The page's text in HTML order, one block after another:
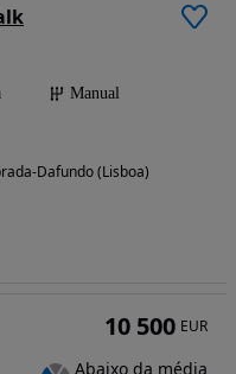
Manual
Dafundo (Lisboa)
10 500 EUR
Abaixo da média